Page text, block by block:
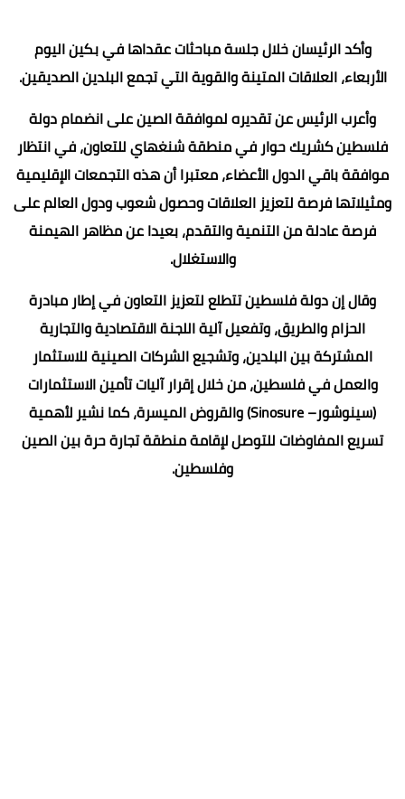
وأكد الرئيسان خلال جلسة مباحثات عقداها في بكين اليوم
الأربعاء، العلاقات المتينة والقوية التي تجمع البلدين الصديقين.
وأعرب الرئيس عن تقديره لموافقة الصين على انضمام دولة
فلسطين كشريك حوار في منطقة شنغهاي للتعاون، في انتظار
موافقة باقي الدول الأعضاء، معتبرا أن هذه التجمعات الإقليمية
ومثيلاتها فرصة لتعزيز العلاقات وحصول شعوب ودول العالم على
فرصة عادلة من التنمية والتقدم، بعيدا عن مظاهر الهيمنة
والاستغلال.
وقال إن دولة فلسطين تتطلع لتعزيز التعاون في إطار مبادرة
الحزام والطريق، وتفعيل آلية اللجنة الاقتصادية والتجارية
المشتركة بين البلدين، وتشجيع الشركات الصينية للاستثمار
والعمل في فلسطين، من خلال إقرار آليات تأمين الاستثمارات
(سينوشور– Sinosure) والقروض الميسرة، كما نشير لأهمية
تسريع المفاوضات للتوصل لإقامة منطقة تجارة حرة بين الصين
وفلسطين.